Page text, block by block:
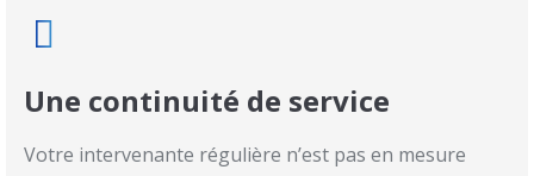
Une continuité de service
Votre intervenante régulière n’est pas en mesure